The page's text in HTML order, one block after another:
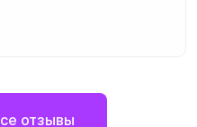
отзывы